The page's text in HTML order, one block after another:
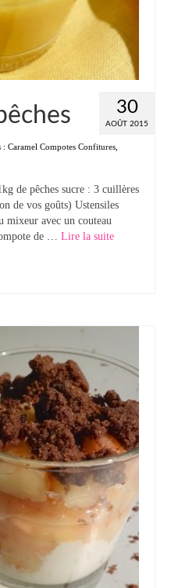
Sablés
30
AOÛT 2015
: Caramel Compotes Confitures
de pêches sucre : 3 cuillères
de vos goûts) Ustensiles
avec un couteau
de … Lire la suite­­